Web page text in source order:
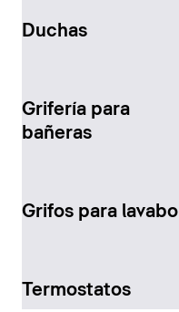
Duchas
Grifería para
bañeras
Grifos para lavabo
Termostatos